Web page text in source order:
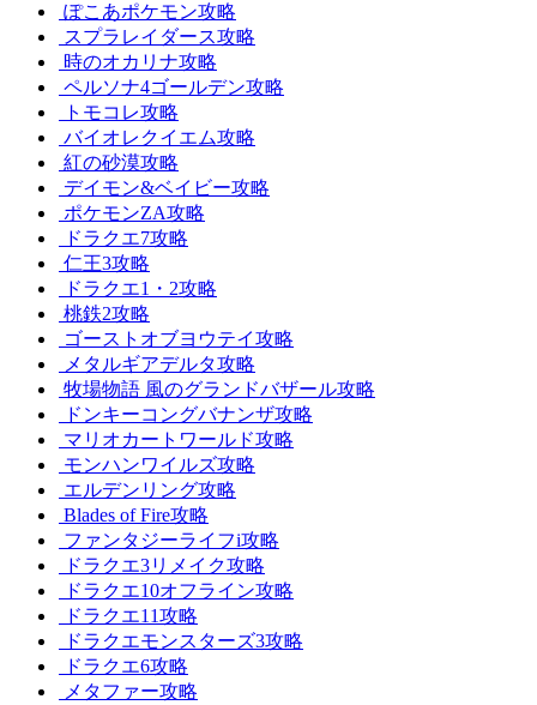
ぽこあポケモン攻略
スプラレイダース攻略
時のオカリナ攻略
ペルソナ4ゴールデン攻略
トモコレ攻略
バイオレクイエム攻略
紅の砂漠攻略
デイモン&ベイビー攻略
ポケモンZA攻略
ドラクエ7攻略
仁王3攻略
ドラクエ1・2攻略
桃鉄2攻略
ゴーストオブヨウテイ攻略
メタルギアデルタ攻略
牧場物語 風のグランドバザール攻略
ドンキーコングバナンザ攻略
マリオカートワールド攻略
モンハンワイルズ攻略
エルデンリング攻略
Blades of Fire攻略
ファンタジーライフi攻略
ドラクエ3リメイク攻略
ドラクエ10オフライン攻略
ドラクエ11攻略
ドラクエモンスターズ3攻略
ドラクエ6攻略
メタファー攻略